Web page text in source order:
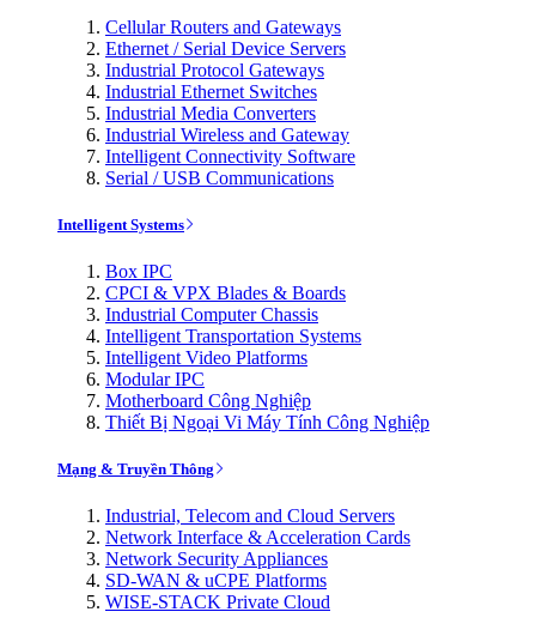
Cellular Routers and Gateways
Ethernet / Serial Device Servers
Industrial Protocol Gateways
Industrial Ethernet Switches
Industrial Media Converters
Industrial Wireless and Gateway
Intelligent Connectivity Software
Serial / USB Communications
Intelligent Systems
Box IPC
CPCI & VPX Blades & Boards
Industrial Computer Chassis
Intelligent Transportation Systems
Intelligent Video Platforms
Modular IPC
Motherboard Công Nghiệp
Thiết Bị Ngoại Vi Máy Tính Công Nghiệp
Mạng & Truyền Thông
Industrial, Telecom and Cloud Servers
Network Interface & Acceleration Cards
Network Security Appliances
SD-WAN & uCPE Platforms
WISE-STACK Private Cloud